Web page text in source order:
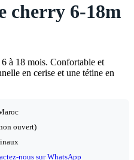
cherry 6-18m
à 18 mois. Confortable et
en cerise et une tétine en
ouvert)
nous sur WhatsApp